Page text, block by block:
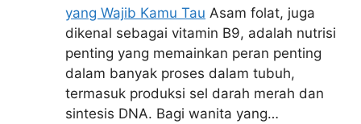
yang Wajib Kamu Tau Asam folat, juga
dikenal sebagai vitamin B9, adalah nutrisi
penting yang memainkan peran penting
dalam banyak proses dalam tubuh,
termasuk produksi sel darah merah dan
sintesis DNA. Bagi wanita yang…